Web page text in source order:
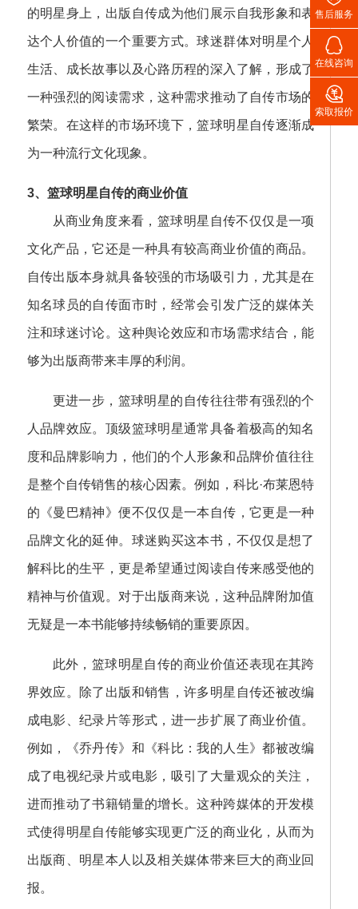
的明星身上，出版自传成为他们展示自我形象和表
达个人价值的一个重要方式。球迷群体对明星个人
生活、成长故事以及心路历程的深入了解，形成了
一种强烈的阅读需求，这种需求推动了自传市场的
繁荣。在这样的市场环境下，篮球明星自传逐渐成
为一种流行文化现象。
3、篮球明星自传的商业价值
从商业角度来看，篮球明星自传不仅仅是一项
文化产品，它还是一种具有较高商业价值的商品。
自传出版本身就具备较强的市场吸引力，尤其是在
知名球员的自传面市时，经常会引发广泛的媒体关
注和球迷讨论。这种舆论效应和市场需求结合，能
够为出版商带来丰厚的利润。
更进一步，篮球明星的自传往往带有强烈的个
人品牌效应。顶级篮球明星通常具备着极高的知名
度和品牌影响力，他们的个人形象和品牌价值往往
是整个自传销售的核心因素。例如，科比·布莱恩特
的《曼巴精神》便不仅仅是一本自传，它更是一种
品牌文化的延伸。球迷购买这本书，不仅仅是想了
解科比的生平，更是希望通过阅读自传来感受他的
精神与价值观。对于出版商来说，这种品牌附加值
无疑是一本书能够持续畅销的重要原因。
此外，篮球明星自传的商业价值还表现在其跨
界效应。除了出版和销售，许多明星自传还被改编
成电影、纪录片等形式，进一步扩展了商业价值。
例如，《乔丹传》和《科比：我的人生》都被改编
成了电视纪录片或电影，吸引了大量观众的关注，
进而推动了书籍销量的增长。这种跨媒体的开发模
式使得明星自传能够实现更广泛的商业化，从而为
出版商、明星本人以及相关媒体带来巨大的商业回
报。
售后服务

在线咨询

索取报价